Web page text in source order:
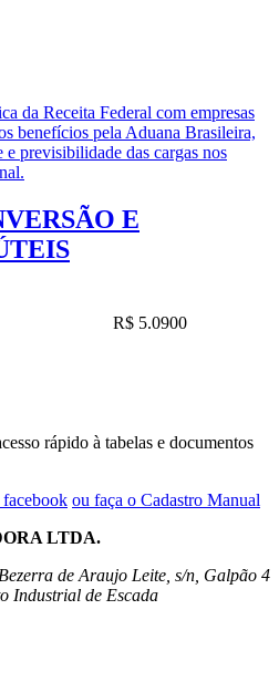
da Receita Federal com empresas
benefícios pela Aduana Brasileira,
previsibilidade das cargas nos
E
R$ 5.0900
rápido à tabelas e documentos
facebook ou faça o Cadastro Manual
LTDA.
de Araujo Leite, s/n, Galpão 4
Industrial de Escada